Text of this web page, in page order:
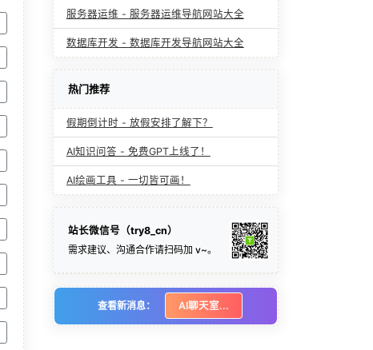
服务器运维 - 服务器运维导航网站大全
数据库开发 - 数据库开发导航网站大全
热门推荐
假期倒计时 - 放假安排了解下？
AI知识问答 - 免费GPT上线了！
AI绘画工具 - 一切皆可画！
站长微信号（try8_cn）
需求建议、沟通合作请扫码加 v~。
查看新消息： AI聊天室...